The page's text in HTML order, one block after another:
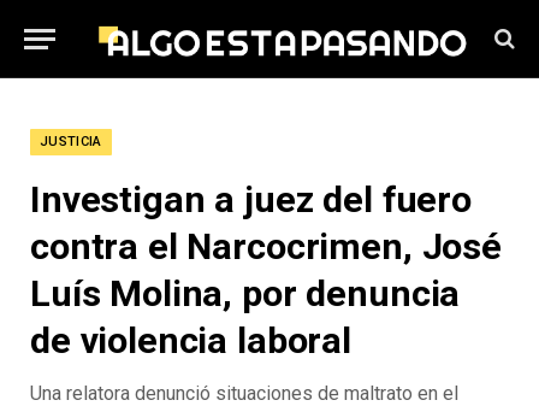
JUSTICIA
Investigan a juez del fuero
contra el Narcocrimen, José
Luís Molina, por denuncia
de violencia laboral
Una relatora denunció situaciones de maltrato en el